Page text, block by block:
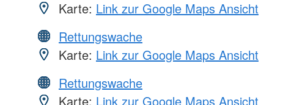
Karte: Link zur Google Maps Ansicht
Rettungswache
Karte: Link zur Google Maps Ansicht
Rettungswache
Karte: Link zur Google Maps Ansicht